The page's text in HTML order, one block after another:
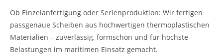
Ob Einzelanfertigung oder Serienproduktion: Wir fertigen
passgenaue Scheiben aus hochwertigen thermoplastischen
Materialien – zuverlässig, formschön und für höchste
Belastungen im maritimen Einsatz gemacht.